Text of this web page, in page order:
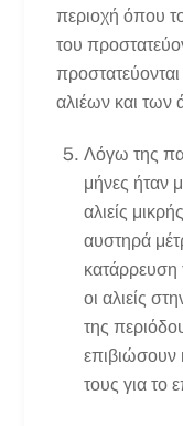
περιοχή όπου
του
αλιέων και
Λόγω της
μήνες ήταν
αλιείς
αυστηρά
οι αλιείς
της
επιβιώσουν
τους για το